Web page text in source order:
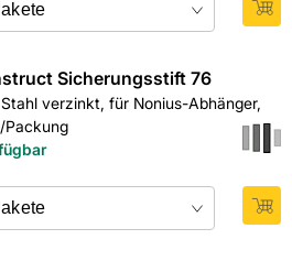
cm
24,4 kg
K3
Sicherungsstift 76
verzinkt, für Nonius-Abhänger,
Packung